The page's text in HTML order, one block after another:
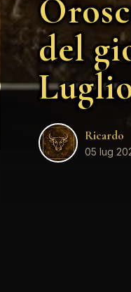
del
Ricardo
05 lug